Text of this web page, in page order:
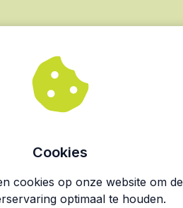
Bestel de opname
Cookies
cookies op onze website om de
optimaal te houden.